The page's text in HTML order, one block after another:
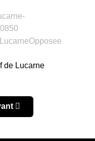
de Lucarne
América 2021 : le
suivant : Copa